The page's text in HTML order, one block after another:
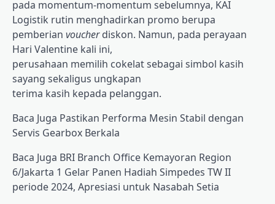
pada momentum-momentum sebelumnya, KAI
Logistik rutin menghadirkan promo berupa
pemberian voucherdiskon. Namun, pada perayaan
Hari Valentine kali ini,
perusahaan memilih cokelat sebagai simbol kasih
sayang sekaligus ungkapan
terima kasih kepada pelanggan.
Baca Juga Pastikan Performa Mesin Stabil dengan
Servis Gearbox Berkala
Baca Juga BRI Branch Office Kemayoran Region
6/Jakarta 1 Gelar Panen Hadiah Simpedes TW II
periode 2024, Apresiasi untuk Nasabah Setia